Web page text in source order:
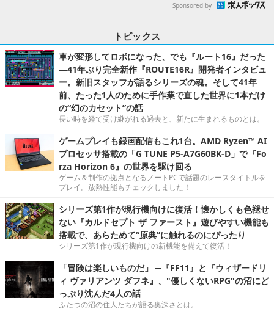
Sponsored by
トピックス
車が変形してロボになった、でも『ルート16』だった
―41年ぶり完全新作『ROUTE16R』開発者インタビュ
ー。新旧スタッフが語るシリーズの魂。そして41年
前、たった1人のために手作業で直した世界に1本だけ
の“幻のカセット”の話
長い時を経て受け継がれる過去と、新たに生まれるものとは。
ゲームプレイも録画配信もこれ1台。AMD Ryzen™ AI
プロセッサ搭載の「G TUNE P5-A7G60BK-D」で『Fo
rza Horizon 6』の世界を駆け回る
ゲーム＆制作の拠点となるノートPCで話題のレースタイトルを
プレイ。放熱性能もチェックしました！
シリーズ第1作が現行機向けに復活！懐かしくも色褪せ
ない『カルドセプト ザ ファースト』遊びやすい機能も
搭載で、あらためて“原典”に触れるのにぴったり
シリーズ第1作が現行機向けの新機能を備えて復活！
「冒険は楽しいものだ」 ─『FF11』と『ウィザードリ
ィ ヴァリアンツ ダフネ』、"優しくないRPG"の沼にど
っぷり沈んだ4人の話
ふたつの沼の住人たちが語る奥深さとは。